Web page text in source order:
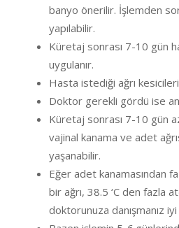
banyo önerilir. İşlemden
yapılabilir.
Küretaj sonrası 7-10 gün
uygulanır.
Hasta istediği ağrı
Doktor gerekli gördü ise
Küretaj sonrası 7-10 gün
vajinal kanama ve adet
yaşanabilir.
Eğer adet kanamasından
bir ağrı, 38.5 ‘C den fazla
doktorunuza danışmanız iyi